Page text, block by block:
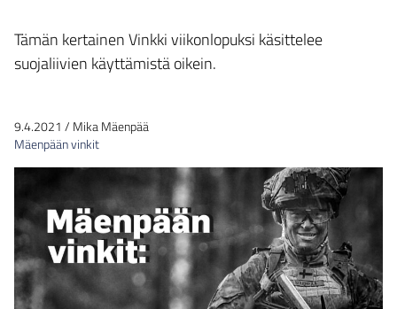
Tämän kertainen Vinkki viikonlopuksi käsittelee
suojaliivien käyttämistä oikein.
9.4.2021 / Mika Mäenpää
Mäenpään vinkit